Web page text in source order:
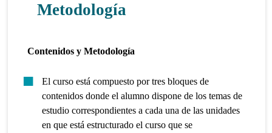
Metodología
Contenidos y Metodología
El curso está compuesto por tres bloques de
contenidos donde el alumno dispone de los temas de
estudio correspondientes a cada una de las unidades
en que está estructurado el curso que se